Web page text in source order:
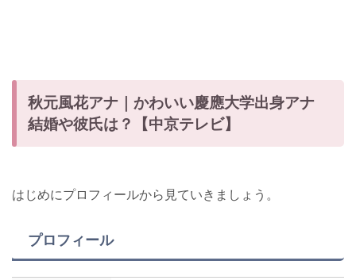
秋元風花アナ｜かわいい慶應大学出身アナ
結婚や彼氏は？【中京テレビ】
はじめにプロフィールから見ていきましょう。
プロフィール